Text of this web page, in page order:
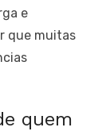
e
que muitas
quem